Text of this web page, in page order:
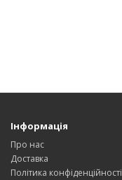
Інформація
Про нас
Доставка
Політика конфіденційності